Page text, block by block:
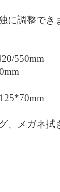
に調整でき
550mm
、メガネ拭